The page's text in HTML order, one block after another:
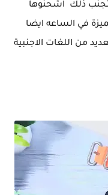
ذلك اشحنوها
في الساعه ايضا
من اللغات الاجنبية